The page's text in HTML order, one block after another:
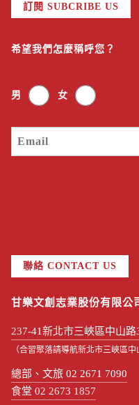
訂閱 SUBCRIBE US
希望我們怎麼稱呼您？
男 女
聯絡 CONTACT US
甘樂文創志業股份有限公
237-41新北市三峽區中山路
（合習聚落請導航新北市三峽區中
總部、文旅 02 2671 7090
食堂 02 2673 1857